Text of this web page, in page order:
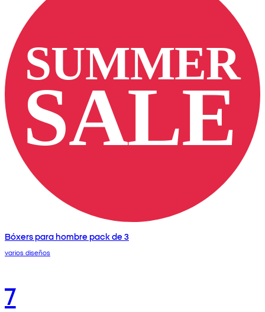
Bóxers para hombre pack de 3
varios diseños
7